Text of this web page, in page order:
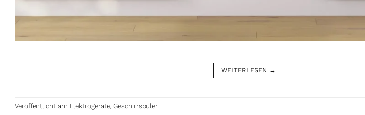
WEITERLESEN →
Veröffentlicht am Elektrogeräte, Geschirrspüler